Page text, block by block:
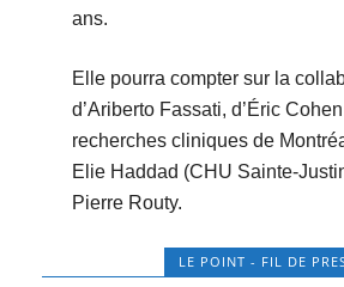
ans.
Elle pourra compter sur la
d’Ariberto Fassati, d’Éric
recherches cliniques de
Elie Haddad (CHU Sainte-
Pierre Routy.
LE POINT - FIL DE